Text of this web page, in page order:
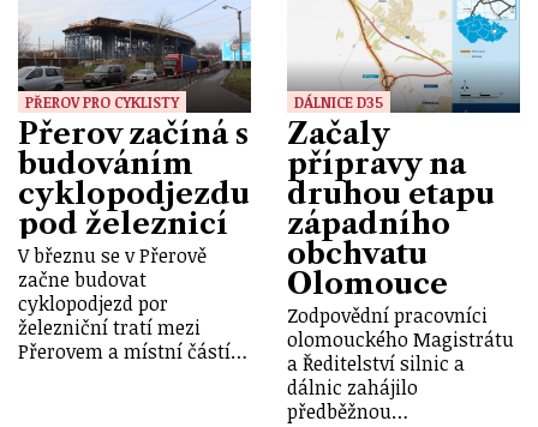
PŘEROV PRO CYKLISTY
Přerov začíná s
budováním
cyklopodjezdu
pod železnicí
V březnu se v Přerově
začne budovat
cyklopodjezd por
železniční tratí mezi
Přerovem a místní částí…
DÁLNICE D35
Začaly
přípravy na
druhou etapu
západního
obchvatu
Olomouce
Zodpovědní pracovníci
olomouckého Magistrátu
a Ředitelství silnic a
dálnic zahájilo
předběžnou…